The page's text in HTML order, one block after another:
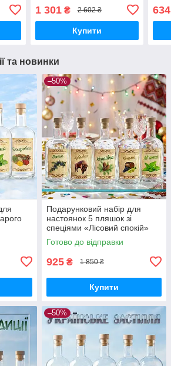
1 301₴ 2 602 ₴
Купити
634
та новинки
–50%
Подарунковий набір для
настоянок 5 пляшок зі
спеціями «Лісовий спокій»
бокс для ароматизованих
міцних напоїв
Готово до відправки
925 ₴ 1 850 ₴
Купити
–50%